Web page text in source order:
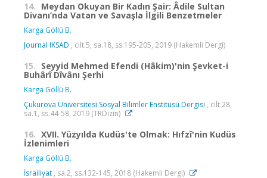
14. Meydan Okuyan Bir Kadın Şair: Âdile Sultan
Divanı’nda Vatan ve Savaşla İlgili Benzetmeler
Karga Göllü B.
Journal IKSAD , cilt.5, sa.18, ss.195-205, 2019 (Hakemli Dergi)
15. Seyyid Mehmed Efendi (Hâkim)'nin Şevket-i
Buhârî Dîvânı Şerhi
Karga Göllü B.
Çukurova Üniversitesi Sosyal Bilimler Enstitüsü Dergisi , cilt.28,
sa.1, ss.44-58, 2019 (TRDizin)
16. XVII. Yüzyılda Kudüs'te Olmak: Hıfzî'nin Kudüs
İzlenimleri
Karga Göllü B.
İsrailiyat , sa.2, ss.132-145, 2018 (Hakemli Dergi)